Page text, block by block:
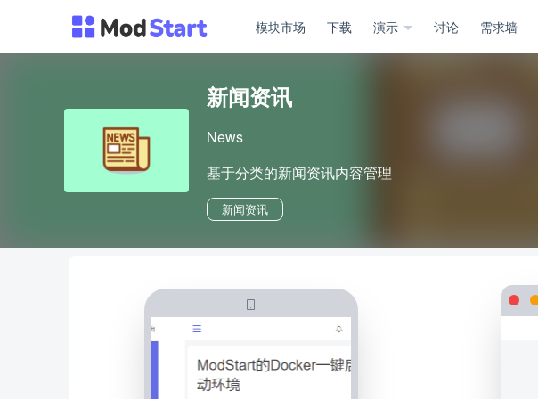
模块市场 下载 演示 讨论 需求墙
新闻资讯
News
基于分类的新闻资讯内容管理
新闻资讯